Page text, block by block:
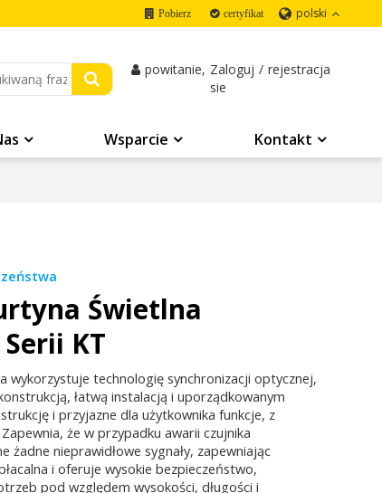
Pobierz certyfikat polski
powitanie, Zaloguj
sie
/ rejestracja
Wsparcie Kontakt
Świetlna
Serii KT
wykorzystuje technologię synchronizacji optycznej,
łatwą instalacją i uporządkowanym
i przyjazne dla użytkownika funkcje, z
że w przypadku awarii czujnika
żadne nieprawidłowe sygnały, zapewniając
i oferuje wysokie bezpieczeństwo,
pod względem wysokości, długości i